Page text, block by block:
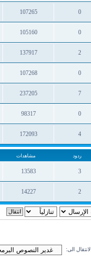
مشاهدات
0
107265
مشاهدات
0
105160
مشاهدات
2
137917
مشاهدات
0
107268
مشاهدات
7
237205
مشاهدات
0
98317
مشاهدات
4
172093
مشاهدات
ردود مشاهدات
3
13583
مشاهدات
2
14227
مشاهدات
الانتقال الى: